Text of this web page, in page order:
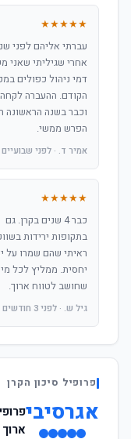
★★★★★
עברתי אליהם לפני
אחרי שגיליתי שאני
דמי ניהול כפולים
הקודם. ההעברה
וכבר בשנה הראשונה
הפרש ממשי.
אמיר ד. · לפני שבועיים
★★★★★
כבר 4 שנים בקרן. גם
בתקופות ירידות
ראיתי שהם שמרו על
יחסית. ממליץ לכל מי
שחושב לטווח ארוך.
גיל ש. · לפני 3 חודשים
פרופיל סיכון הקרן
אגרסיבי
ארוך